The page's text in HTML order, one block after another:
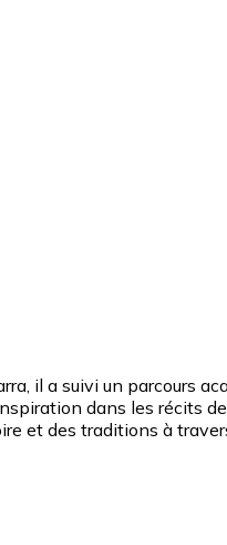
il a suivi un parcours
dans les récits
et des traditions à